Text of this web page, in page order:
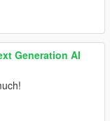
Generation AI